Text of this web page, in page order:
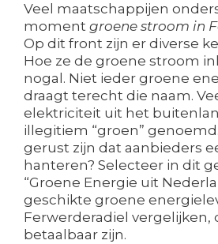
Veel maatschappijen
moment groene stroom in
Op dit front zijn er diverse
Hoe ze de groene stroom
nogal. Niet ieder groene
draagt terecht die naam.
elektriciteit uit het
illegitiem “groen”
gerust zijn dat aanbieders
hanteren? Selecteer in dit
“Groene Energie uit
geschikte groene
Ferwerderadiel vergelijken,
betaalbaar zijn.